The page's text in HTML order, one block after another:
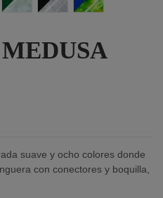
suave y ocho colores donde
con conectores y boquilla,